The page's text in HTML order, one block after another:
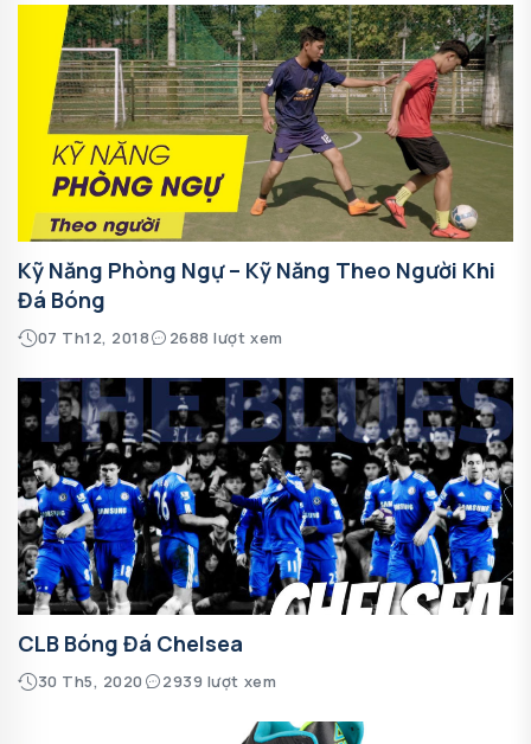
Kỹ Năng Phòng Ngự – Kỹ Năng Theo Người Khi
Đá Bóng
07 Th12, 2018 2688 lượt xem
CLB Bóng Đá Chelsea
30 Th5, 2020 2939 lượt xem